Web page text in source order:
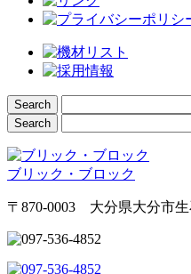
ブリック・ブロック
〒870-0003 大分県大分市生